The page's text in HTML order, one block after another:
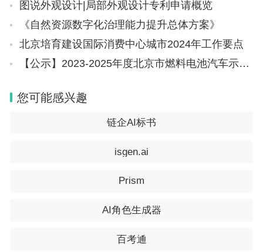
图说外观设计|局部外观设计专利申请概览
《自然资源数字化治理能力提升总体方案》
北京培育建设国际消费中心城市2024年工作要点
【公示】2023-2025年度北京市燃料电池汽车示范应用项目拟承担“示范应用联合体” 牵头企业公示
您可能感兴趣
链企AI标书
isgen.ai
Prism
AI角色生成器
百考通